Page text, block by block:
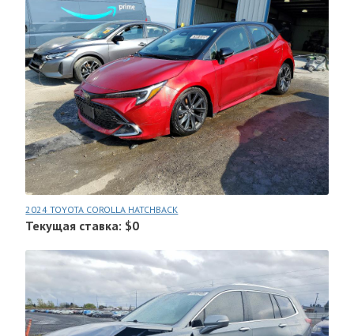
2024 TOYOTA COROLLA HATCHBACK
Текущая ставка: $0